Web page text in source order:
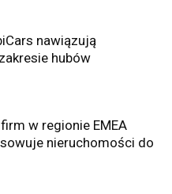
nawiązują
hubów
w regionie EMEA
nieruchomości do